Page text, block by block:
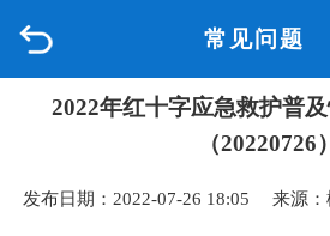
常见问题
品质城中
2022年红十字应急救护普
（20220726）
发布日期：2022-07-26 18:05 来源：